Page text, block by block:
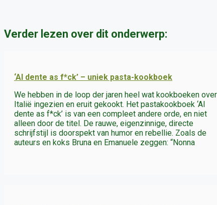
Verder lezen over dit onderwerp:
‘Al dente as f*ck’ – uniek pasta-kookboek
We hebben in de loop der jaren heel wat kookboeken over
Italië ingezien en eruit gekookt. Het pastakookboek ‘Al
dente as f*ck’ is van een compleet andere orde, en niet
alleen door de titel. De rauwe, eigenzinnige, directe
schrijfstijl is doorspekt van humor en rebellie. Zoals de
auteurs en koks Bruna en Emanuele zeggen: “Nonna